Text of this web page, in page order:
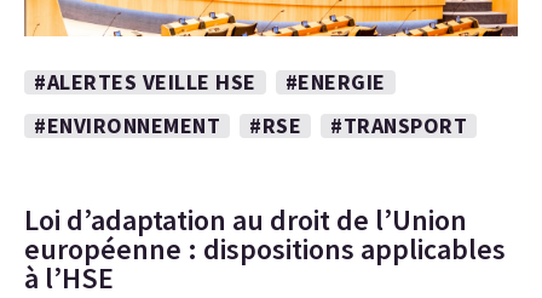
#ALERTES VEILLE HSE
#ENERGIE
#ENVIRONNEMENT
#RSE #TRANSPORT
Loi d’adaptation au droit de l’Union
européenne : dispositions applicables
à l’HSE